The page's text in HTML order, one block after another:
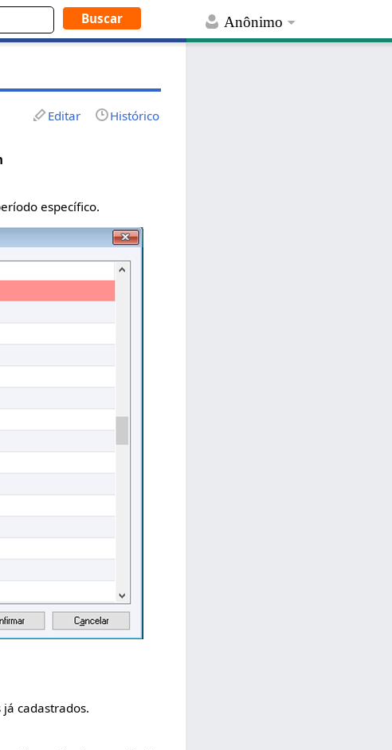
Anônimo
Editar Histórico
específico.
cadastrados.